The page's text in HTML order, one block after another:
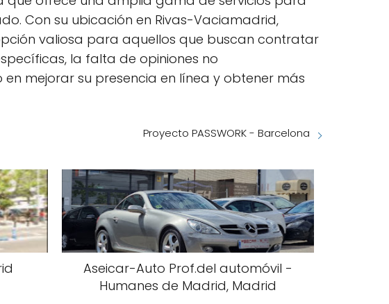
Con su ubicación en Rivas-Vaciamadrid,
valiosa para aquellos que buscan contratar
la falta de opiniones no
mejorar su presencia en línea y obtener más
Proyecto PASSWORK - Barcelona
Aseicar-Auto Prof.del automóvil -
Humanes de Madrid, Madrid